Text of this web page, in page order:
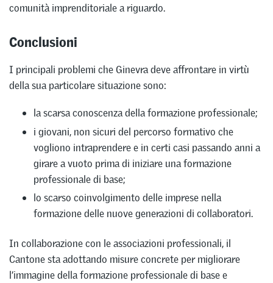
comunità imprenditoriale a riguardo.
Conclusioni
I principali problemi che Ginevra deve affrontare in virtù
della sua particolare situazione sono:
la scarsa conoscenza della formazione professionale;
i giovani, non sicuri del percorso formativo che
vogliono intraprendere e in certi casi passando anni a
girare a vuoto prima di iniziare una formazione
professionale di base;
lo scarso coinvolgimento delle imprese nella
formazione delle nuove generazioni di collaboratori.
In collaborazione con le associazioni professionali, il
Cantone sta adottando misure concrete per migliorare
l’immagine della formazione professionale di base e